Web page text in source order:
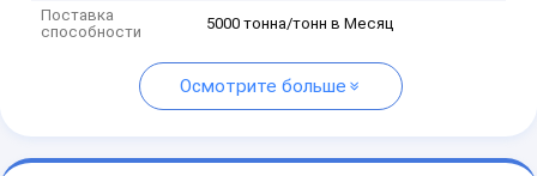
Поставка
способности
5000 тонна/тонн в Месяц
Осмотрите больше